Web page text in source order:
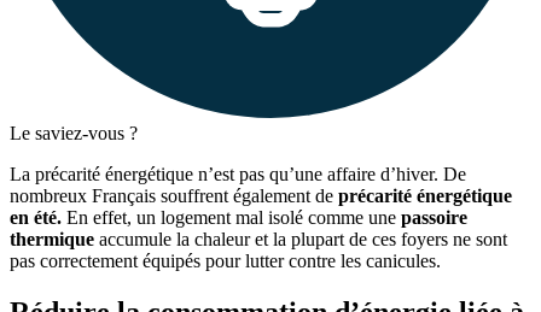
Le saviez-vous ?
La précarité énergétique n’est pas qu’une affaire d’hiver. De
nombreux Français souffrent également de précarité énergétique
en été. En effet, un logement mal isolé comme une passoire
thermique accumule la chaleur et la plupart de ces foyers ne sont
pas correctement équipés pour lutter contre les canicules.